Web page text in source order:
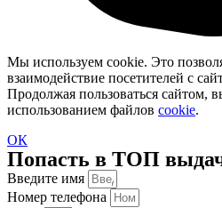
Мы используем cookie. Это
взаимодействие посетителей с
Продолжая пользоваться сайтом,
использованием файлов cookie.
ОК
Попасть в ТОП
Введите имя
Номер телефона